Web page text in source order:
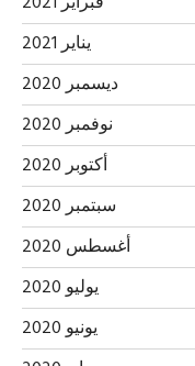
يناير 2021
ديسمبر 2020
نوفمبر 2020
أكتوبر 2020
سبتمبر 2020
أغسطس 2020
يوليو 2020
يونيو 2020